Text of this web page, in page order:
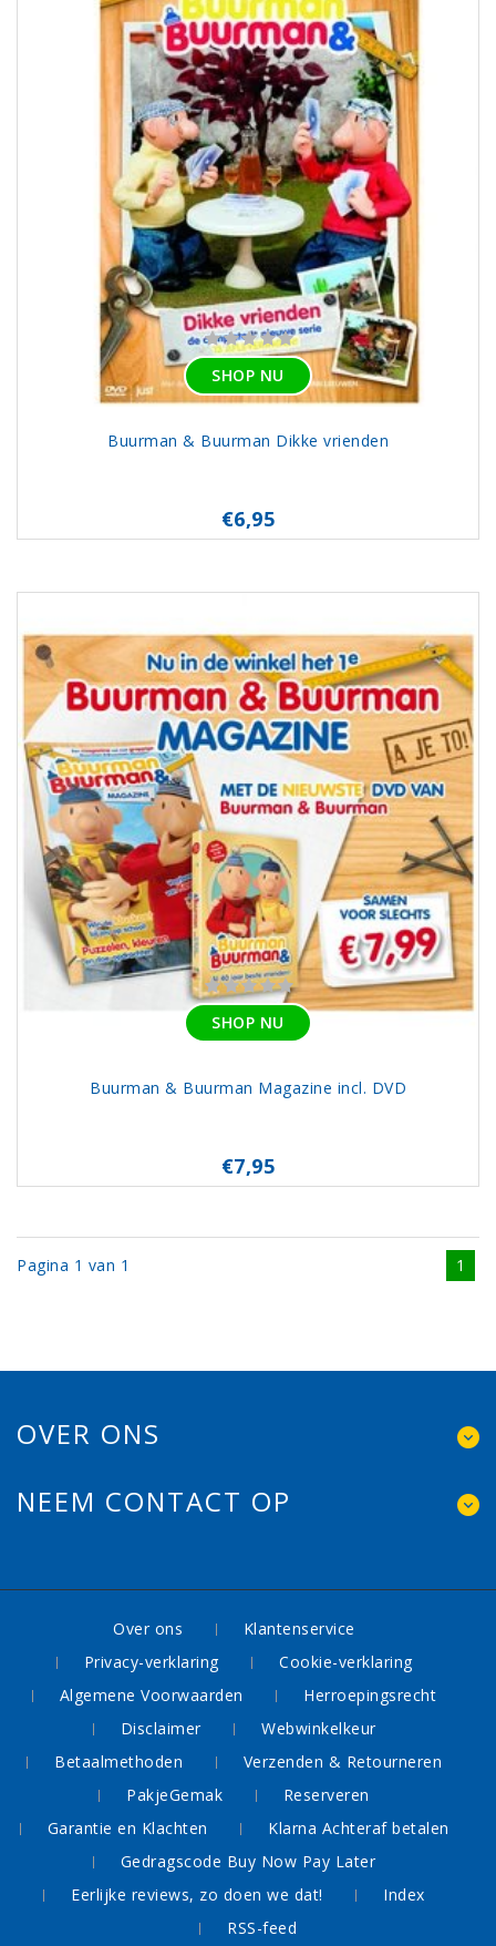
SHOP NU
Buurman & Buurman Dikke vrienden
€6,95
SHOP NU
Buurman & Buurman Magazine incl. DVD
€7,95
Pagina 1 van 1 1
OVER ONS
NEEM CONTACT OP
Over ons
Klantenservice
Privacy-verklaring
Cookie-verklaring
Algemene Voorwaarden
Herroepingsrecht
Disclaimer
Webwinkelkeur
Betaalmethoden
Verzenden & Retourneren
PakjeGemak
Reserveren
Garantie en Klachten
Klarna Achteraf betalen
Gedragscode Buy Now Pay Later
Eerlijke reviews, zo doen we dat!
Index
RSS-feed